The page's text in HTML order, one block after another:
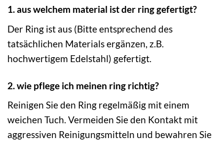
1. aus welchem material ist der ring gefertigt?
Der Ring ist aus (Bitte entsprechend des
tatsächlichen Materials ergänzen, z.B.
hochwertigem Edelstahl) gefertigt.
2. wie pflege ich meinen ring richtig?
Reinigen Sie den Ring regelmäßig mit einem
weichen Tuch. Vermeiden Sie den Kontakt mit
aggressiven Reinigungsmitteln und bewahren Sie